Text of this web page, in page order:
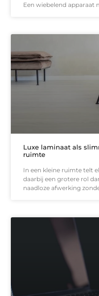
Een wiebelend apparaat
Luxe laminaat als
ruimte
In een kleine ruimte telt
daarbij een grotere rol
naadloze afwerking